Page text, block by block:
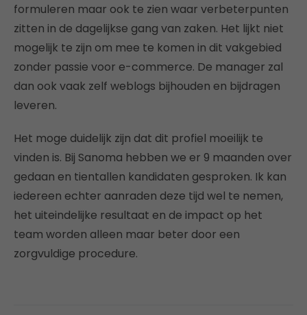
formuleren maar ook te zien waar verbeterpunten
zitten in de dagelijkse gang van zaken. Het lijkt niet
mogelijk te zijn om mee te komen in dit vakgebied
zonder passie voor e-commerce. De manager zal
dan ook vaak zelf weblogs bijhouden en bijdragen
leveren.
Het moge duidelijk zijn dat dit profiel moeilijk te
vinden is. Bij Sanoma hebben we er 9 maanden over
gedaan en tientallen kandidaten gesproken. Ik kan
iedereen echter aanraden deze tijd wel te nemen,
het uiteindelijke resultaat en de impact op het
team worden alleen maar beter door een
zorgvuldige procedure.